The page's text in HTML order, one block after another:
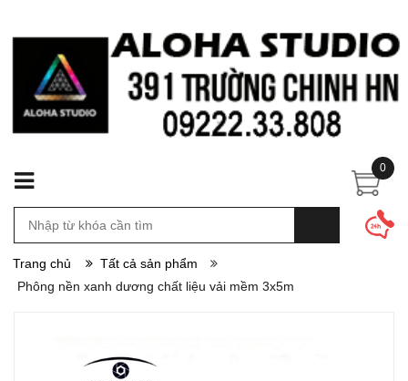
0
Trang chủ
Tất cả sản phẩm
Phông nền xanh dương chất liệu vải mềm 3x5m